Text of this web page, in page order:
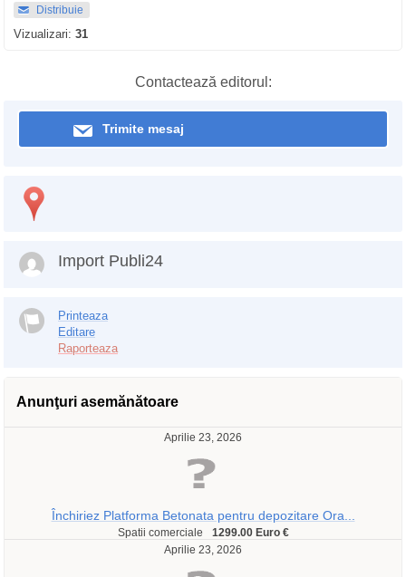
Distribuie
Vizualizari: 31
Contactează editorul:
Trimite mesaj
Import Publi24
Printeaza
Editare
Raporteaza
Anunţuri asemănătoare
Aprilie 23, 2026
Închiriez Platforma Betonata pentru depozitare Ora...
Spatii comerciale
1299.00 Euro €
Aprilie 23, 2026